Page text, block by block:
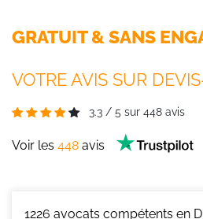
GRATUIT & SANS
VOTRE AVIS SUR
3.3 / 5 sur 448 avis
Voir les 448 avis
1226 avocats compétents en